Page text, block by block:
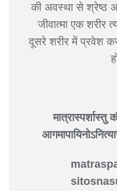
की अवस्था से श्रेष्ठ
जीवात्मा एक शरीर
दूसरे शरीर में प्रवेश
मात्रास्पर्शास्तु